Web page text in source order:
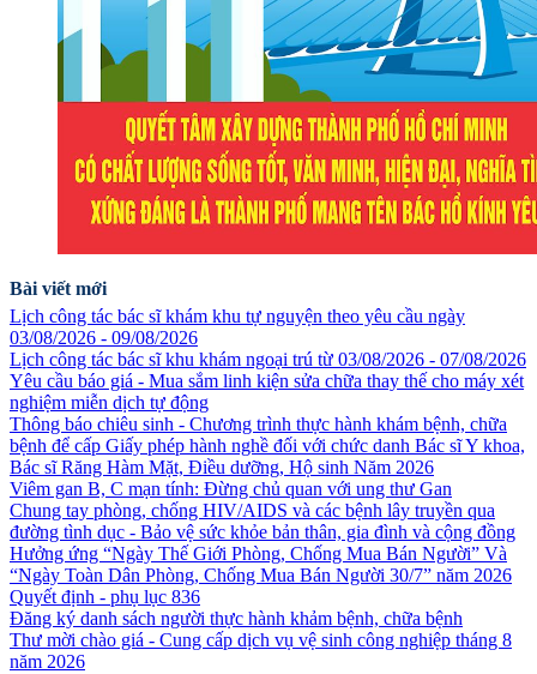
Bài viết mới
Lịch công tác bác sĩ khám khu tự nguyện theo yêu cầu ngày
03/08/2026 - 09/08/2026
Lịch công tác bác sĩ khu khám ngoại trú từ 03/08/2026 - 07/08/2026
Yêu cầu báo giá - Mua sắm linh kiện sửa chữa thay thế cho máy xét
nghiệm miễn dịch tự động
Thông báo chiêu sinh - Chương trình thực hành khám bệnh, chữa
bệnh để cấp Giấy phép hành nghề đối với chức danh Bác sĩ Y khoa,
Bác sĩ Răng Hàm Mặt, Điều dưỡng, Hộ sinh Năm 2026
Viêm gan B, C mạn tính: Đừng chủ quan với ung thư Gan
Chung tay phòng, chống HIV/AIDS và các bệnh lây truyền qua
đường tình dục - Bảo vệ sức khỏe bản thân, gia đình và cộng đồng
Hưởng ứng “Ngày Thế Giới Phòng, Chống Mua Bán Người” Và
“Ngày Toàn Dân Phòng, Chống Mua Bán Người 30/7” năm 2026
Quyết định - phụ lục 836
Đăng ký danh sách người thực hành khảm bệnh, chữa bệnh
Thư mời chào giá - Cung cấp dịch vụ vệ sinh công nghiệp tháng 8
năm 2026